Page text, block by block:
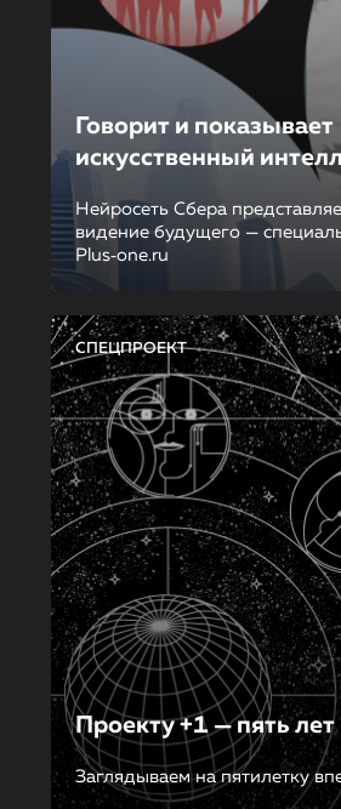
Говорит и показывает
искусственный
Нейросеть Сбера
видение будущего —
Plus‑one.ru
СПЕЦПРОЕКТ
Проекту +1 — пять лет
Заглядываем на пятилетку